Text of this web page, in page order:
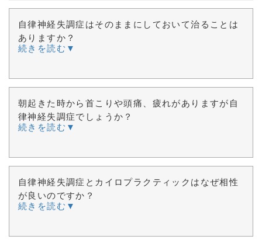
自律神経失調症はそのままにしておいて治ることは
ありますか？
続きを読む▼
朝起きた時から首こりや頭痛、疲れがありますが自
律神経失調症でしょうか？
続きを読む▼
自律神経失調症とカイロプラクティックはなぜ相性
が良いのですか？
続きを読む▼